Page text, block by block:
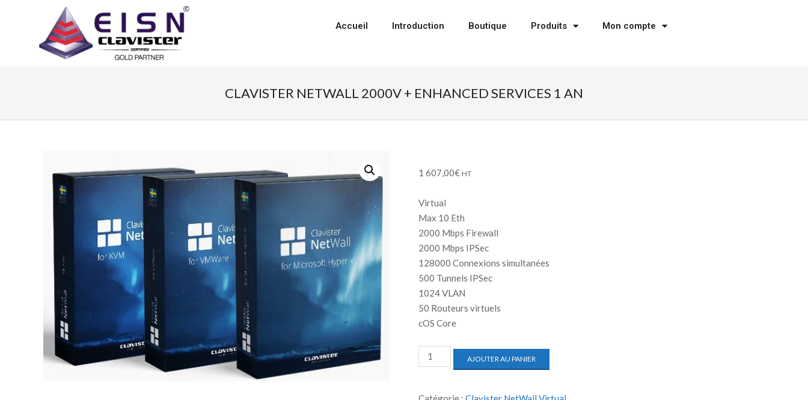
Accueil Introduction Boutique Produits Mon compte
CLAVISTER NETWALL 2000V + ENHANCED SERVICES 1 AN
1 607,00€ HT
Virtual
Max 10 Eth
2000 Mbps Firewall
2000 Mbps IPSec
128000 Connexions simultanées
500 Tunnels IPSec
1024 VLAN
50 Routeurs virtuels
cOS Core
AJOUTER AU PANIER